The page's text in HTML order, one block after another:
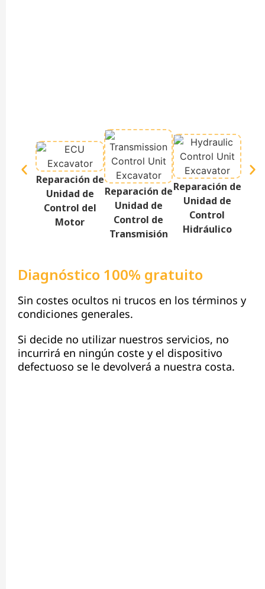
Reparación de
Unidad de
Control del
Motor
Reparación de
Unidad de
Control de
Transmisión
Reparación de
Unidad de
Control
Hidráulico
Diagnóstico 100% gratuito
Sin costes ocultos ni trucos en los términos y
condiciones generales.
Si decide no utilizar nuestros servicios, no
incurrirá en ningún coste y el dispositivo
defectuoso se le devolverá a nuestra costa.